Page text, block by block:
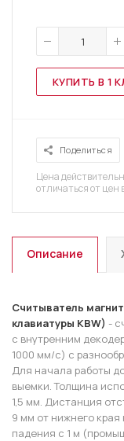
КУПИТЬ В 1
Поделиться
Цена
отличаться от
Описание
Считыватель
клавиатуры KBW) -
с внутренним
1000 мм/с) с
Для начала работы
выемки. Толщина
1,5 мм. Дистанция
9 мм от нижнего
падения с 1 м